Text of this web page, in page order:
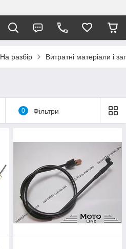
На разбір Витратні матеріали і
0 Фільтри